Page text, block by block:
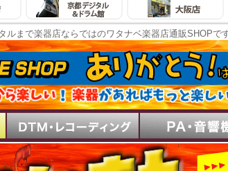
まで楽器店ならではのワタナベ楽器店通販SHOPで